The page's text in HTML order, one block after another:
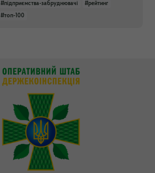
#підприємства-забруднювачі
#рейтинг
#топ-100